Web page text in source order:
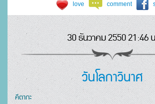
love comment
30 ธันวาคม 2550 21:46
วันโลกาวินาศ
คีตากะ